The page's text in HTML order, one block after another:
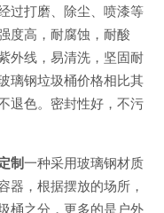
过打磨、除尘、喷漆等
度高，耐腐蚀，耐酸
外线，易清洗，坚固耐
璃钢垃圾桶价格相比其
退色。密封性好，不污
制一种采用玻璃钢材质
器，根据摆放的场所，
桶之分，更多的是户外